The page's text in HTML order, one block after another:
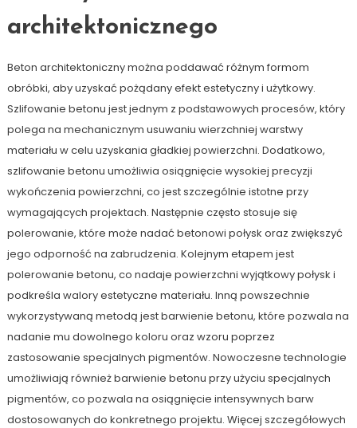
architektonicznego
Beton architektoniczny można poddawać różnym formom
obróbki, aby uzyskać pożądany efekt estetyczny i użytkowy.
Szlifowanie betonu jest jednym z podstawowych procesów, który
polega na mechanicznym usuwaniu wierzchniej warstwy
materiału w celu uzyskania gładkiej powierzchni. Dodatkowo,
szlifowanie betonu umożliwia osiągnięcie wysokiej precyzji
wykończenia powierzchni, co jest szczególnie istotne przy
wymagających projektach. Następnie często stosuje się
polerowanie, które może nadać betonowi połysk oraz zwiększyć
jego odporność na zabrudzenia. Kolejnym etapem jest
polerowanie betonu, co nadaje powierzchni wyjątkowy połysk i
podkreśla walory estetyczne materiału. Inną powszechnie
wykorzystywaną metodą jest barwienie betonu, które pozwala na
nadanie mu dowolnego koloru oraz wzoru poprzez
zastosowanie specjalnych pigmentów. Nowoczesne technologie
umożliwiają również barwienie betonu przy użyciu specjalnych
pigmentów, co pozwala na osiągnięcie intensywnych barw
dostosowanych do konkretnego projektu. Więcej szczegółowych